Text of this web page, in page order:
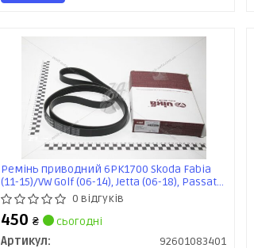
Ремінь приводний 6PK1700 Skoda Fabia
(11-15)/VW Golf (06-14), Jetta (06-18), Passat
(09-15), Polo (10-14), Tiguan (08-18)
(92601083401) VIKA
0 відгуків
450₴
сьогодні
Артикул:
92601083401